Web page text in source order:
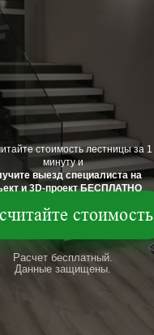
стоимость
Расчет бесплатный.
Данные защищены.
стоимость лестницы за 1
минуту и
выезд специалиста на
и 3D-проект БЕСПЛАТНО